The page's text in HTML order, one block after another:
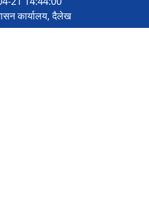
कार्यालय, दैलेख